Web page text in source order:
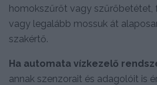
homokszűrőt vagy szűrőbetétet,
vagy legalább mossuk át
szakértő.
Ha automata vízkezelő
annak szenzorait és adagolóit is